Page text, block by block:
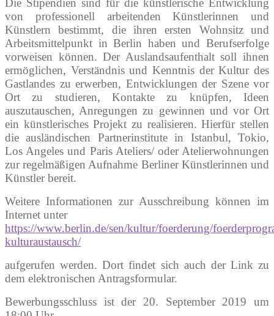
Die Stipendien sind für die künstlerische Entwicklung
von professionell arbeitenden Künstlerinnen und
Künstlern bestimmt, die ihren ersten Wohnsitz und
Arbeitsmittelpunkt in Berlin haben und Berufserfolge
vorweisen können. Der Auslandsaufenthalt soll ihnen
ermöglichen, Verständnis und Kenntnis der Kultur des
Gastlandes zu erwerben, Entwicklungen der Szene vor
Ort zu studieren, Kontakte zu knüpfen, Ideen
auszutauschen, Anregungen zu gewinnen und vor Ort
ein künstlerisches Projekt zu realisieren. Hierfür stellen
die ausländischen Partnerinstitute in Istanbul, Tokio,
Los Angeles und Paris Ateliers/ oder Atelierwohnungen
zur regelmäßigen Aufnahme Berliner Künstlerinnen und
Künstler bereit.
Weitere Informationen zur Ausschreibung können im
Internet unter
https://www.berlin.de/sen/kultur/foerderung/
kulturaustausch/
aufgerufen werden. Dort findet sich auch der Link zu
dem elektronischen Antragsformular.
Bewerbungsschluss ist der 20. September 2019 um